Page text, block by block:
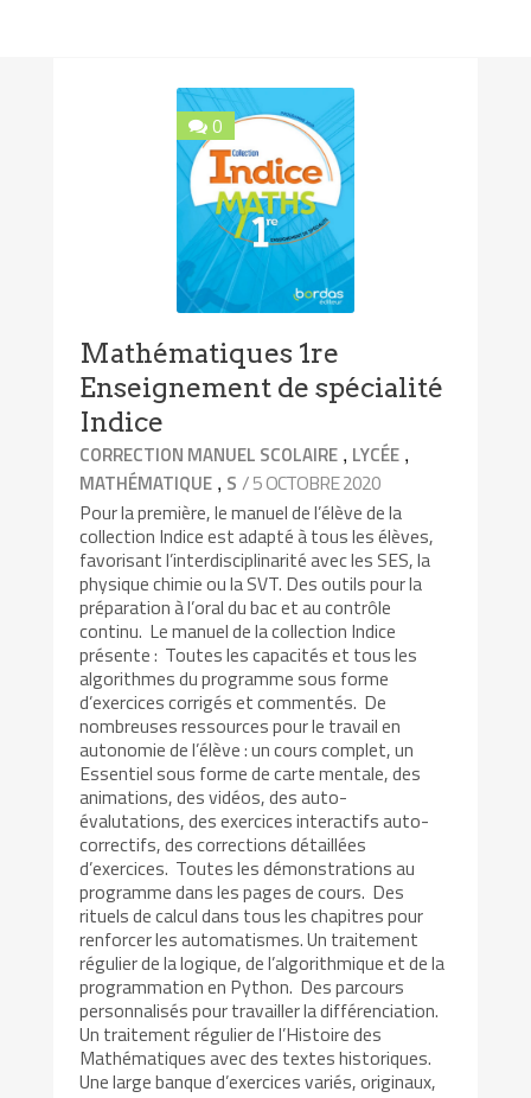
0
Mathématiques 1re
Enseignement de spécialité
Indice
CORRECTION MANUEL SCOLAIRE , LYCÉE ,
MATHÉMATIQUE , S / 5 OCTOBRE 2020
Pour la première, le manuel de l’élève de la
collection Indice est adapté à tous les élèves,
favorisant l’interdisciplinarité avec les SES, la
physique chimie ou la SVT. Des outils pour la
préparation à l’oral du bac et au contrôle
continu. Le manuel de la collection Indice
présente : Toutes les capacités et tous les
algorithmes du programme sous forme
d’exercices corrigés et commentés. De
nombreuses ressources pour le travail en
autonomie de l’élève : un cours complet, un
Essentiel sous forme de carte mentale, des
animations, des vidéos, des auto-
évalutations, des exercices interactifs auto-
correctifs, des corrections détaillées
d’exercices. Toutes les démonstrations au
programme dans les pages de cours. Des
rituels de calcul dans tous les chapitres pour
renforcer les automatismes. Un traitement
régulier de la logique, de l’algorithmique et de la
programmation en Python. Des parcours
personnalisés pour travailler la différenciation.
Un traitement régulier de l’Histoire des
Mathématiques avec des textes historiques.
Une large banque d’exercices variés, originaux,